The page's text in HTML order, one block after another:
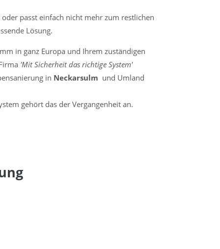
passt einfach nicht mehr zum restlichen
Lösung.
in ganz Europa und Ihrem zuständigen
'Mit Sicherheit das richtige System'
in Neckarsulm und Umland
gehört das der Vergangenheit an.